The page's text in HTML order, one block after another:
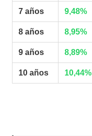
7 años 9,48%
8 años 8,95%
9 años 8,89%
10 años 10,44%